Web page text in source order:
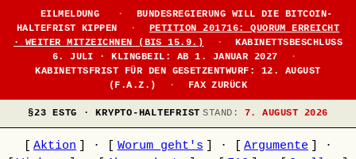
EILMELDUNG ·
BUNDESREGIERUNG WILL DIE BITCOIN-
HALTEFRIST KIPPEN
·
PETITION 201716: QUORUM ERREICHT
· WEITER MITZEICHNEN (BIS 15.9.)
·
KABINETTSBESCHLUSS
6. JULI · KLINGBEIL: AB 1. JANUAR 2027
·
KABINETTSFRIST FÜR DEN GESETZENTWURF: 12. AUGUST
(F.A.Z.)
· FAX ZURÜCK
§23 ESTG · KRYPTO-HALTEFRIST STAND: 7. AUGUST 2026
Aktion · Worum geht's · Argumente
·